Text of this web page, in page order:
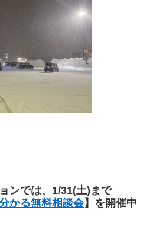
ンでは、1/31(土)まで
かる無料相談会】を開催中